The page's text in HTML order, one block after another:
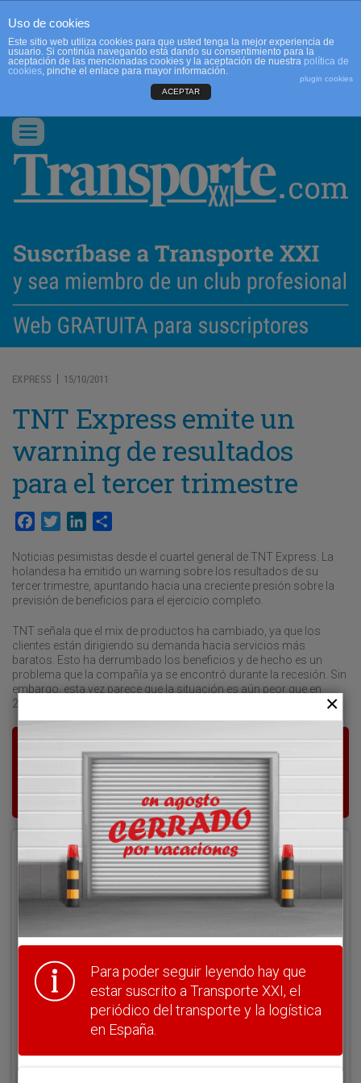
CONTACTO
Conmutar
navegación
EXPRESS | 15/10/2011
TNT Express emite un
warning de resultados
para el tercer trimestre
Facebook
TwitterLinkedIn
Noticias pesimistas desde el cuartel general de TNT Express. La
holandesa ha emitido un warning sobre los resultados de su
tercer trimestre, apuntando hacia una creciente presión sobre la
previsión de beneficios para el ejercicio completo.
TNT señala que el mix de productos ha cambiado, ya que los
clientes están dirigiendo su demanda hacia servicios más
baratos. Esto ha derrumbado los beneficios y de hecho es un
problema que la compañía ya se encontró durante la recesión. Sin
embargo, esta vez parece que la situación es aún peor que en
2008.
Para poder seguir leyendo hay que estar
suscrito a Transporte XXI, el periódico
del transporte y la logística en España.
Acceder
Nombre de usuario
¿Olvidó su clave?
Uso de cookies
Este sitio web utiliza cookies para que usted tenga la mejor experiencia de
usuario. Si continúa navegando está dando su consentimiento para la
aceptación de las mencionadas cookies y la aceptación de nuestra política de
cookies, pinche el enlace para mayor información.
plugin cookies
ACEPTAR
Para poder seguir leyendo hay que
estar suscrito a Transporte XXI, el
periódico del transporte y la logística
en España.